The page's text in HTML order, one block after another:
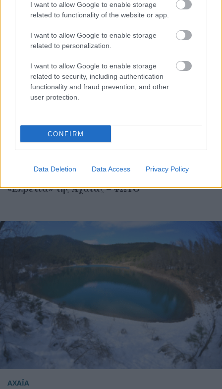
I want to allow Google to enable storage
related to functionality of the website or app.
I want to allow Google to enable storage
related to personalization.
I want to allow Google to enable storage
related to security, including authentication
functionality and fraud prevention, and other
user protection.
CONFIRM
Data Deletion Data Access Privacy Policy
Λίμνη Τσιβλού: Οδοιπορικό της «Π» στην
«Ελβετία» της Αχαΐας – ΦΩΤΟ
ΑΧΑΪΑ